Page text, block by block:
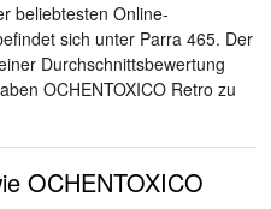
beliebtesten Online-
sich unter Parra 465. Der
Durchschnittsbewertung
OCHENTOXICO Retro zu
OCHENTOXICO